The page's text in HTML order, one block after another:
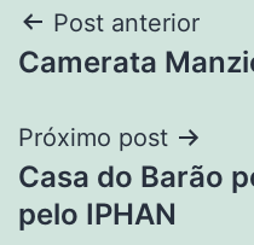
Navegação
de
Post
Post anterior
Camerata
Próximo post
Casa do Barão
pelo IPHAN